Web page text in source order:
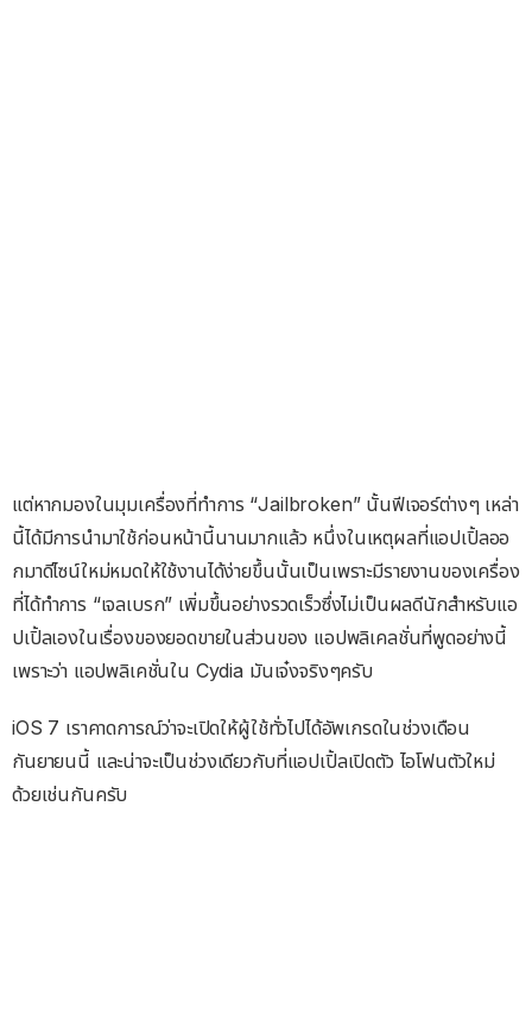
แต่หากมองในมุมเครื่องที่ทำการ “Jailbroken” นั้นฟีเจอร์ต่างๆ เหล่า
นี้ได้มีการนำมาใช้ก่อนหน้านี้นานมากแล้ว หนึ่งในเหตุผลที่แอปเปิ้ลออ
กมาดีไซน์ใหม่หมดให้ใช้งานได้ง่ายขึ้นนั้นเป็นเพราะมีรายงานของเครื่อง
ที่ได้ทำการ “เจลเบรก” เพิ่มขึ้นอย่างรวดเร็วซึ่งไม่เป็นผลดีนักสำหรับแอ
ปเปิ้ลเองในเรื่องของยอดขายในส่วนของ แอปพลิเคลชั่นที่พูดอย่างนี้
เพราะว่า แอปพลิเคชั่นใน Cydia มันเจ๋งจริงๆครับ
iOS 7 เราคาดการณ์ว่าจะเปิดให้ผู้ใช้ทั่วไปได้อัพเกรดในช่วงเดือน
กันยายนนี้ และน่าจะเป็นช่วงเดียวกับที่แอปเปิ้ลเปิดตัว ไอโฟนตัวใหม่
ด้วยเช่นกันครับ